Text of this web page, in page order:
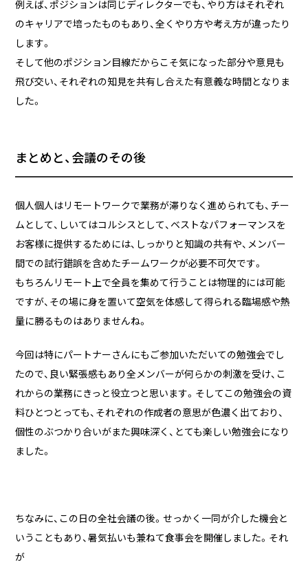
例えば、ポジションは同じディレクターでも、やり方はそれぞれ
のキャリアで培ったものもあり、全くやり方や考え方が違ったり
します。
そして他のポジション目線だからこそ気になった部分や意見も
飛び交い、それぞれの知見を共有し合えた有意義な時間となりま
した。
まとめと、会議のその後
個人個人はリモートワークで業務が滞りなく進められても、チー
ムとして、しいてはコルシスとして、ベストなパフォーマンスを
お客様に提供するためには、しっかりと知識の共有や、メンバー
間での試行錯誤を含めたチームワークが必要不可欠です。
もちろんリモート上で全員を集めて行うことは物理的には可能
ですが、その場に身を置いて空気を体感して得られる臨場感や熱
量に勝るものはありませんね。
今回は特にパートナーさんにもご参加いただいての勉強会でし
たので、良い緊張感もあり全メンバーが何らかの刺激を受け、こ
れからの業務にきっと役立つと思います。そしてこの勉強会の資
料ひとつとっても、それぞれの作成者の意思が色濃く出ており、
個性のぶつかり合いがまた興味深く、とても楽しい勉強会になり
ました。
ちなみに、この日の全社会議の後。せっかく一同が介した機会と
いうこともあり、暑気払いも兼ねて食事会を開催しました。それ
が